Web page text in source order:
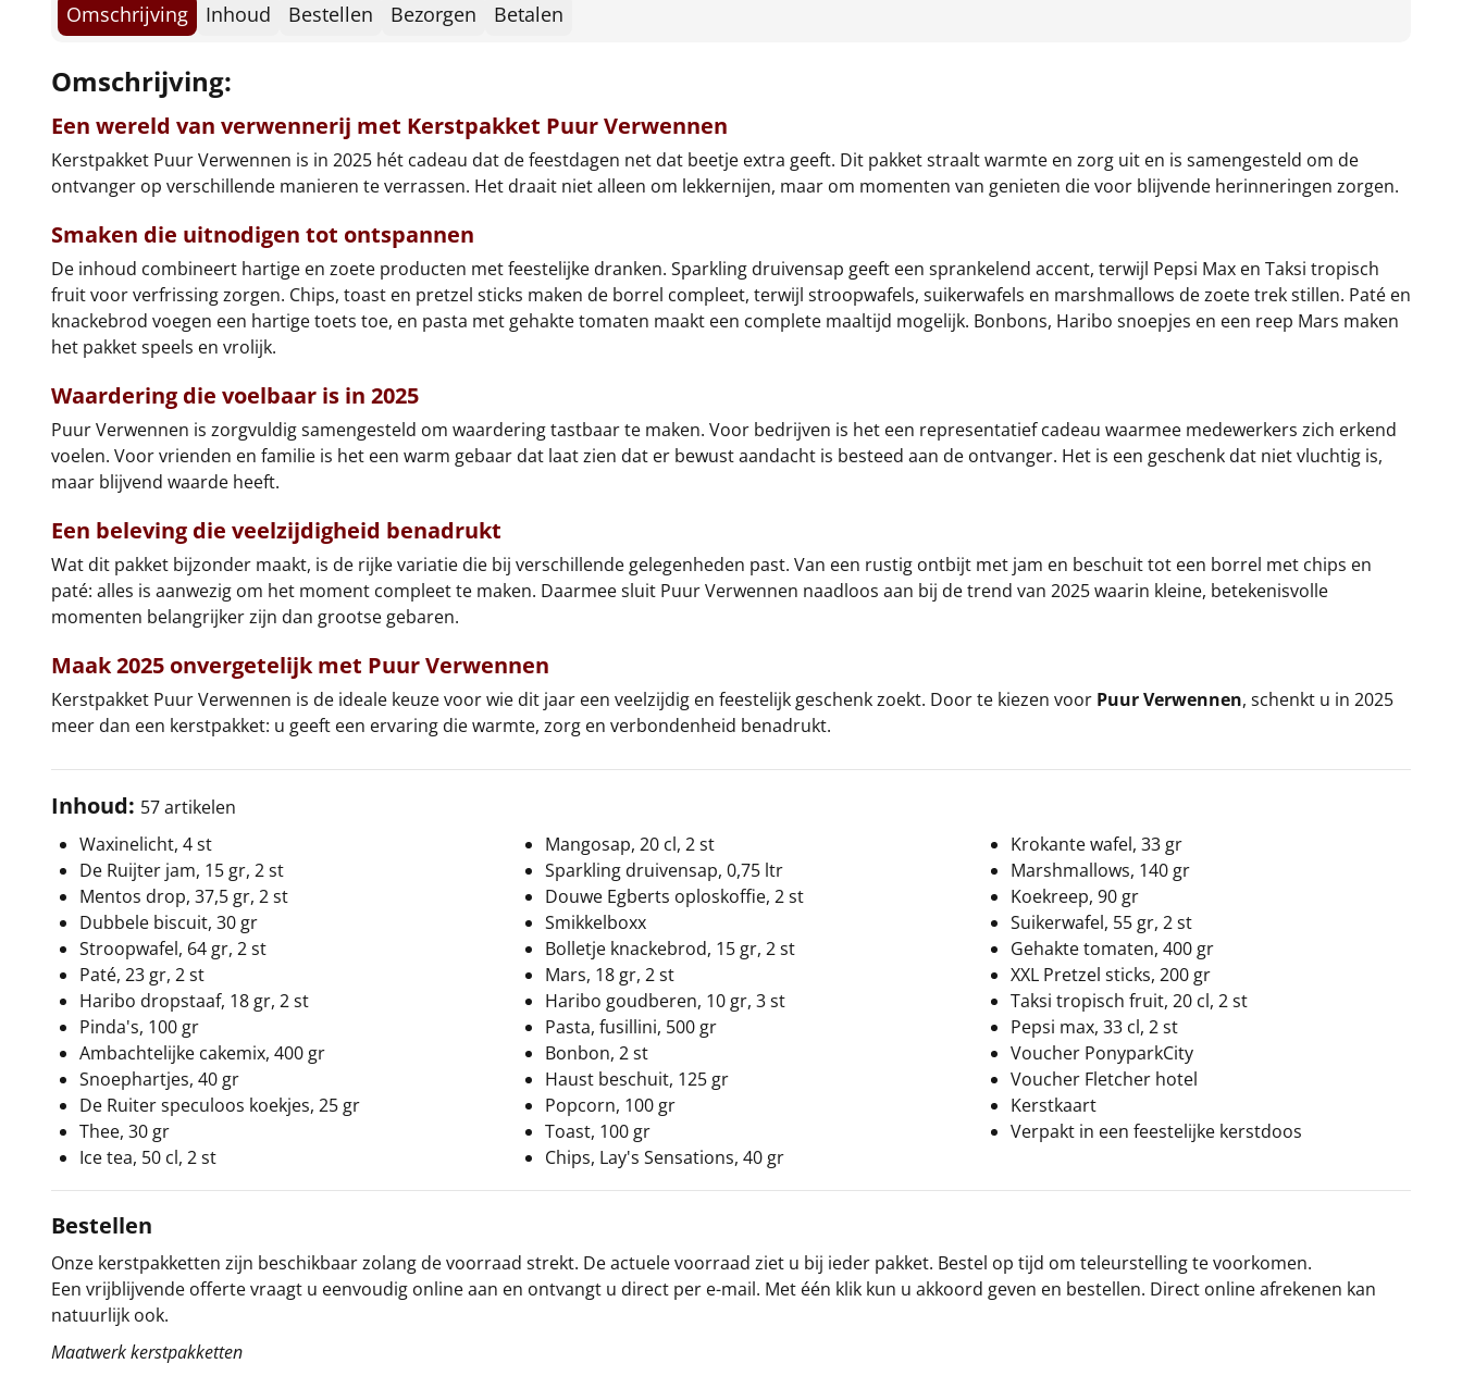
Omschrijving Inhoud Bestellen Bezorgen Betalen
Omschrijving:
Een wereld van verwennerij met Kerstpakket Puur Verwennen
Kerstpakket Puur Verwennen is in 2025 hét cadeau dat de feestdagen net dat beetje extra geeft. Dit pakket straalt warmte en zorg uit en is samengesteld om de
ontvanger op verschillende manieren te verrassen. Het draait niet alleen om lekkernijen, maar om momenten van genieten die voor blijvende herinneringen zorgen.
Smaken die uitnodigen tot ontspannen
De inhoud combineert hartige en zoete producten met feestelijke dranken. Sparkling druivensap geeft een sprankelend accent, terwijl Pepsi Max en Taksi tropisch
fruit voor verfrissing zorgen. Chips, toast en pretzel sticks maken de borrel compleet, terwijl stroopwafels, suikerwafels en marshmallows de zoete trek stillen. Paté en
knackebrod voegen een hartige toets toe, en pasta met gehakte tomaten maakt een complete maaltijd mogelijk. Bonbons, Haribo snoepjes en een reep Mars maken
het pakket speels en vrolijk.
Waardering die voelbaar is in 2025
Puur Verwennen is zorgvuldig samengesteld om waardering tastbaar te maken. Voor bedrijven is het een representatief cadeau waarmee medewerkers zich erkend
voelen. Voor vrienden en familie is het een warm gebaar dat laat zien dat er bewust aandacht is besteed aan de ontvanger. Het is een geschenk dat niet vluchtig is,
maar blijvend waarde heeft.
Een beleving die veelzijdigheid benadrukt
Wat dit pakket bijzonder maakt, is de rijke variatie die bij verschillende gelegenheden past. Van een rustig ontbijt met jam en beschuit tot een borrel met chips en
paté: alles is aanwezig om het moment compleet te maken. Daarmee sluit Puur Verwennen naadloos aan bij de trend van 2025 waarin kleine, betekenisvolle
momenten belangrijker zijn dan grootse gebaren.
Maak 2025 onvergetelijk met Puur Verwennen
Kerstpakket Puur Verwennen is de ideale keuze voor wie dit jaar een veelzijdig en feestelijk geschenk zoekt. Door te kiezen voor Puur Verwennen, schenkt u in 2025
meer dan een kerstpakket: u geeft een ervaring die warmte, zorg en verbondenheid benadrukt.
Inhoud: 57 artikelen
Waxinelicht, 4 st
De Ruijter jam, 15 gr, 2 st
Mentos drop, 37,5 gr, 2 st
Dubbele biscuit, 30 gr
Stroopwafel, 64 gr, 2 st
Paté, 23 gr, 2 st
Haribo dropstaaf, 18 gr, 2 st
Pinda's, 100 gr
Ambachtelijke cakemix, 400 gr
Snoephartjes, 40 gr
De Ruiter speculoos koekjes, 25 gr
Thee, 30 gr
Ice tea, 50 cl, 2 st
Mangosap, 20 cl, 2 st
Sparkling druivensap, 0,75 ltr
Douwe Egberts oploskoffie, 2 st
Smikkelboxx
Bolletje knackebrod, 15 gr, 2 st
Mars, 18 gr, 2 st
Haribo goudberen, 10 gr, 3 st
Pasta, fusillini, 500 gr
Bonbon, 2 st
Haust beschuit, 125 gr
Popcorn, 100 gr
Toast, 100 gr
Chips, Lay's Sensations, 40 gr
Krokante wafel, 33 gr
Marshmallows, 140 gr
Koekreep, 90 gr
Suikerwafel, 55 gr, 2 st
Gehakte tomaten, 400 gr
XXL Pretzel sticks, 200 gr
Taksi tropisch fruit, 20 cl, 2 st
Pepsi max, 33 cl, 2 st
Voucher PonyparkCity
Voucher Fletcher hotel
Kerstkaart
Verpakt in een feestelijke kerstdoos
Bestellen
Onze kerstpakketten zijn beschikbaar zolang de voorraad strekt. De actuele voorraad ziet u bij ieder pakket. Bestel op tijd om teleurstelling te voorkomen.
Een vrijblijvende offerte vraagt u eenvoudig online aan en ontvangt u direct per e-mail. Met één klik kun u akkoord geven en bestellen. Direct online afrekenen kan
natuurlijk ook.
Maatwerk kerstpakketten